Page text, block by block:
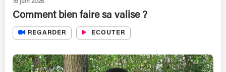
15 juin 2026
Comment bien faire sa valise ?
REGARDER ECOUTER